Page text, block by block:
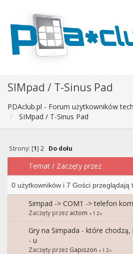
SIMpad / T-Sinus Pad
PDAclub.pl - Forum użytkowników
SIMpad / T-Sinus Pad
Strony: [1] 2 Do dołu
Temat / Zaczęty przez
0 użytkowników i 7 Gości przeglądają
Simpad -> COM1 -> telefon
Zaczęty przez actom « 1 2»
Gry na Simpada - które chodzą,
- u
Zaczęty przez Gapiszon « 1 2»